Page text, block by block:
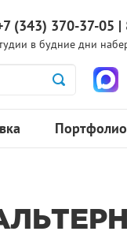
(343) 370-37-05
в будние дни
Портфолио